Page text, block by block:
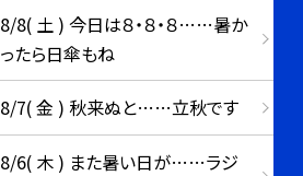
8/8( 土 ) 今日は８・８・８……暑か
ったら日傘もね
8/7( 金 ) 秋来ぬと……立秋です
8/6( 木 ) また暑い日が……ラジ